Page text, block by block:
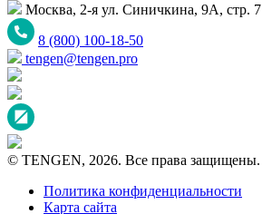
Москва, 2-я ул. Синичкина, 9А, стр. 7
8 (800) 100-18-50
tengen@tengen.pro
© TENGEN, 2026. Все права защищены.
Политика конфиденциальности
Карта сайта